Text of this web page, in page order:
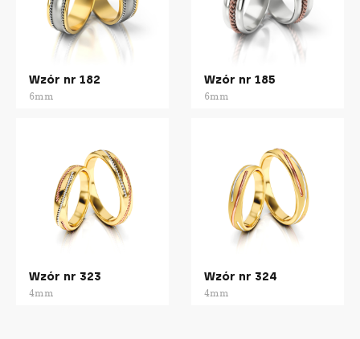
Wzór nr 182
6mm
Wzór nr 185
6mm
Wzór nr 323
4mm
Wzór nr 324
4mm